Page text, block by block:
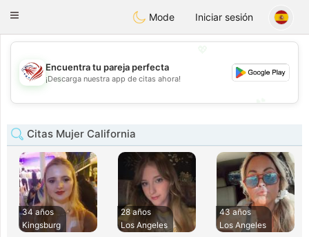
StatesDating
Toggle
Mode Iniciar sesión
💖
💕
Encuentra tu pareja perfecta
¡Descarga nuestra app de citas ahora!
Citas Mujer California
34 años
Kingsburg
28 años
Los Angeles
43 años
Los Angeles